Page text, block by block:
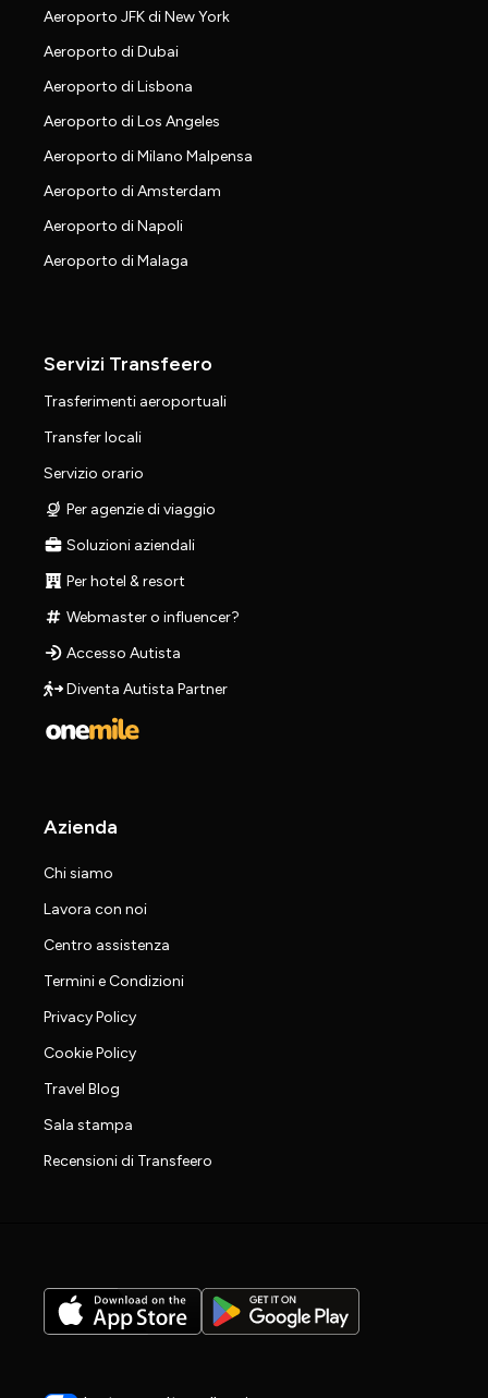
Aeroporto JFK di New York
Aeroporto di Dubai
Aeroporto di Lisbona
Aeroporto di Los Angeles
Aeroporto di Milano Malpensa
Aeroporto di Amsterdam
Aeroporto di Napoli
Aeroporto di Malaga
Servizi Transfeero
Trasferimenti aeroportuali
Transfer locali
Servizio orario
Per agenzie di viaggio
Soluzioni aziendali
Per hotel & resort
Webmaster o influencer?
Accesso Autista
Diventa Autista Partner
Azienda
Chi siamo
Lavora con noi
Centro assistenza
Termini e Condizioni
Privacy Policy
Cookie Policy
Travel Blog
Sala stampa
Recensioni di Transfeero